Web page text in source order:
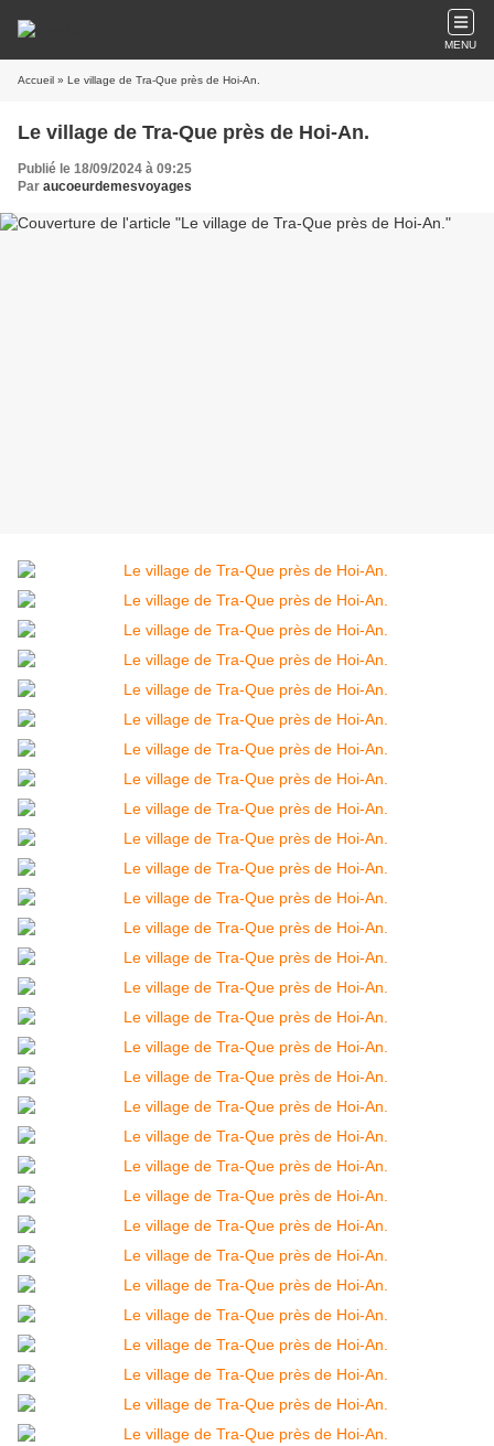
MENU
Accueil » Le village de Tra-Que près de Hoi-An.
Le village de Tra-Que près de Hoi-An.
Publié le 18/09/2024 à 09:25
Par aucoeurdemesvoyages